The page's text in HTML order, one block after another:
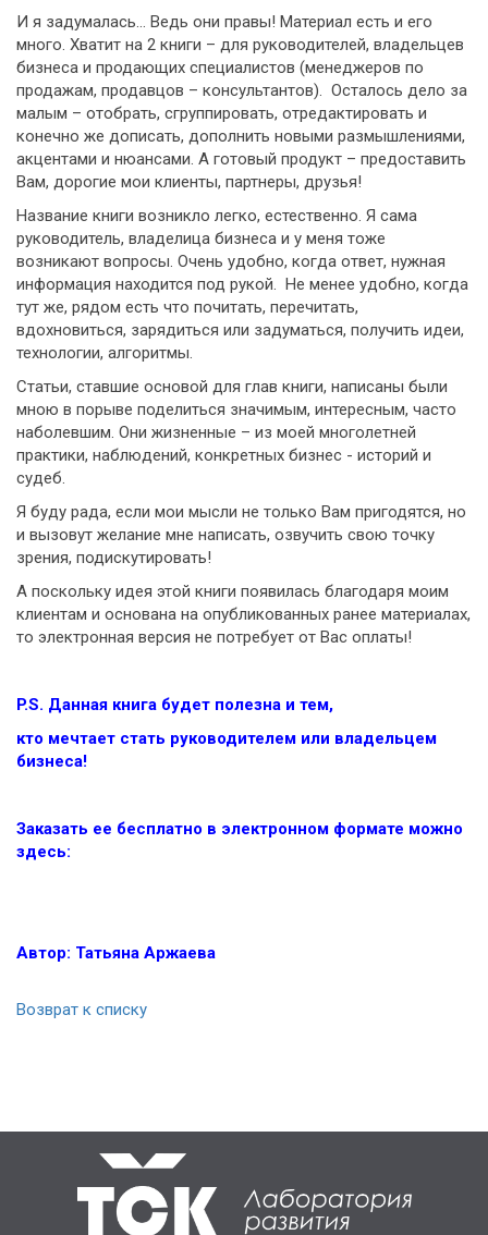
И я задумалась… Ведь они правы! Материал есть и его
много. Хватит на 2 книги – для руководителей, владельцев
бизнеса и продающих специалистов (менеджеров по
продажам, продавцов – консультантов). Осталось дело за
малым – отобрать, сгруппировать, отредактировать и
конечно же дописать, дополнить новыми размышлениями,
акцентами и нюансами. А готовый продукт – предоставить
Вам, дорогие мои клиенты, партнеры, друзья!
Название книги возникло легко, естественно. Я сама
руководитель, владелица бизнеса и у меня тоже
возникают вопросы. Очень удобно, когда ответ, нужная
информация находится под рукой. Не менее удобно, когда
тут же, рядом есть что почитать, перечитать,
вдохновиться, зарядиться или задуматься, получить идеи,
технологии, алгоритмы.
Статьи, ставшие основой для глав книги, написаны были
мною в порыве поделиться значимым, интересным, часто
наболевшим. Они жизненные – из моей многолетней
практики, наблюдений, конкретных бизнес - историй и
судеб.
Я буду рада, если мои мысли не только Вам пригодятся, но
и вызовут желание мне написать, озвучить свою точку
зрения, подискутировать!
А поскольку идея этой книги появилась благодаря моим
клиентам и основана на опубликованных ранее материалах,
то электронная версия не потребует от Вас оплаты!
P.S. Данная книга будет полезна и тем,
кто мечтает стать руководителем или владельцем
бизнеса!
Заказать ее бесплатно в электронном формате можно
здесь:
Автор: Татьяна Аржаева
Возврат к списку